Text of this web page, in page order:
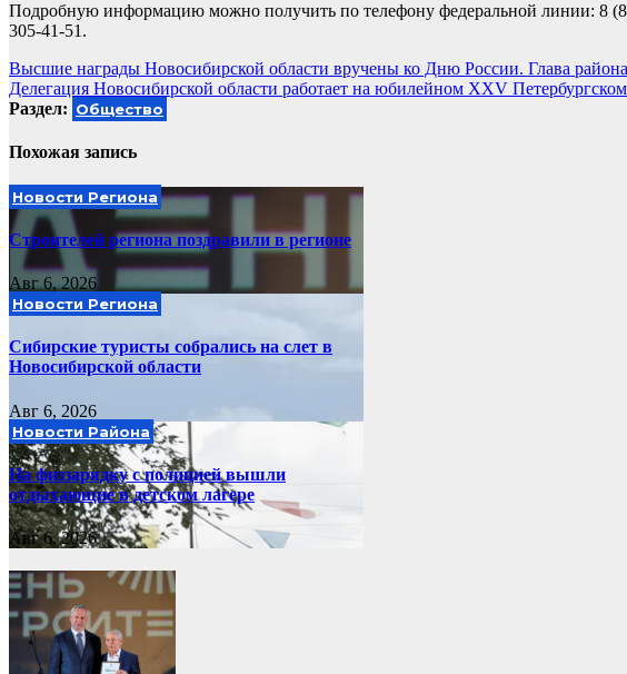
Подробную информацию можно получить по телефону федеральной линии: 8
305-41-51.
Навигация
по
Высшие награды Новосибирской области вручены ко Дню России. Глава
Делегация Новосибирской области работает на юбилейном XXV
Раздел: Общество
Похожая запись
Новости Региона
Строителей региона поздравили в регионе
Авг 6, 2026
Новости Региона
Сибирские туристы собрались на слет в
Новосибирской области
Авг 6, 2026
Новости Района
На физзарядку с полицией вышли
отдыхающие в детском лагере
Авг 6, 2026